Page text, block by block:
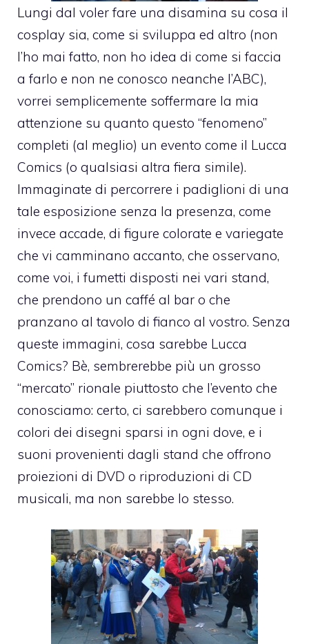
Lungi dal voler fare una disamina su cosa il
cosplay sia, come si sviluppa ed altro (non
l’ho mai fatto, non ho idea di come si faccia
a farlo e non ne conosco neanche l’ABC),
vorrei semplicemente soffermare la mia
attenzione su quanto questo “fenomeno”
completi (al meglio) un evento come il Lucca
Comics (o qualsiasi altra fiera simile).
Immaginate di percorrere i padiglioni di una
tale esposizione senza la presenza, come
invece accade, di figure colorate e variegate
che vi camminano accanto, che osservano,
come voi, i fumetti disposti nei vari stand,
che prendono un caffé al bar o che
pranzano al tavolo di fianco al vostro. Senza
queste immagini, cosa sarebbe Lucca
Comics? Bè, sembrerebbe più un grosso
“mercato” rionale piuttosto che l’evento che
conosciamo: certo, ci sarebbero comunque i
colori dei disegni sparsi in ogni dove, e i
suoni provenienti dagli stand che offrono
proiezioni di DVD o riproduzioni di CD
musicali, ma non sarebbe lo stesso.